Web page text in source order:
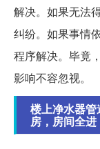
解决。如果无法
纠纷。如果事情
程序解决。毕竟
影响不容忽视。
楼上净水器
房，房间全进